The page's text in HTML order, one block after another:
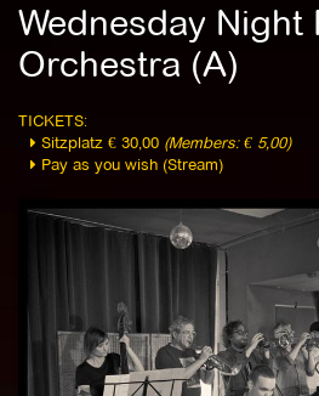
Wednesday Night
Orchestra (A)
TICKETS:
Sitzplatz € 30,00 (Members: € 5,00)
Pay as you wish (Stream)